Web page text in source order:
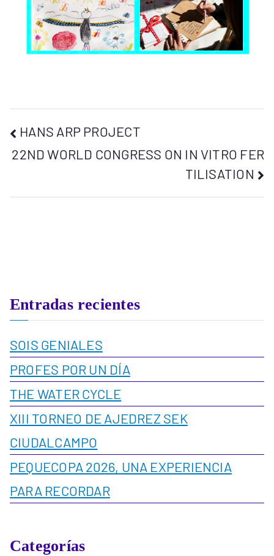
HANS ARP PROJECT
22ND WORLD CONGRESS ON IN VITRO FER
TILISATION
Entradas recientes
SOIS GENIALES
PROFES POR UN DÍA
THE WATER CYCLE
XIII TORNEO DE AJEDREZ SEK
CIUDALCAMPO
PEQUECOPA 2026, UNA EXPERIENCIA
PARA RECORDAR
Categorías